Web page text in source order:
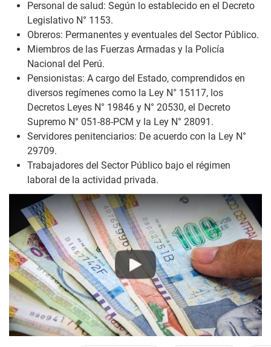
Personal de salud: Según lo establecido en el Decreto
Legislativo N° 1153.
Obreros: Permanentes y eventuales del Sector Público.
Miembros de las Fuerzas Armadas y la Policía
Nacional del Perú.
Pensionistas: A cargo del Estado, comprendidos en
diversos regímenes como la Ley N° 15117, los
Decretos Leyes N° 19846 y N° 20530, el Decreto
Supremo N° 051-88-PCM y la Ley N° 28091.
Servidores penitenciarios: De acuerdo con la Ley N°
29709.
Trabajadores del Sector Público bajo el régimen
laboral de la actividad privada.
Play